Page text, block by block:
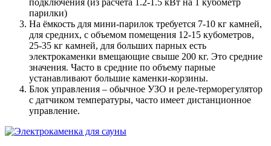
подключения (из расчета 1.2-1.5 кВт на 1 кубометр
парилки)
На ёмкость для мини-парилок требуется 7-10 кг камней,
для средних, с объемом помещения 12-15 кубометров,
25-35 кг камней, для больших парных есть
электрокаменки вмещающие свыше 200 кг. Это средние
значения. Часто в средние по объему парные
устанавливают большие каменки-корзины.
Блок управления – обычное УЗО и реле-терморегулятор
с датчиком температуры, часто имеет дистанционное
управление.